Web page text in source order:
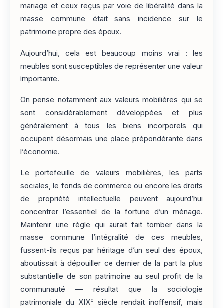
mariage et ceux reçus par voie de libéralité dans la
masse commune était sans incidence sur le
patrimoine propre des époux.
Aujourd’hui, cela est beaucoup moins vrai : les
meubles sont susceptibles de représenter une valeur
importante.
On pense notamment aux valeurs mobilières qui se
sont considérablement développées et plus
généralement à tous les biens incorporels qui
occupent désormais une place prépondérante dans
l’économie.
Le portefeuille de valeurs mobilières, les parts
sociales, le fonds de commerce ou encore les droits
de propriété intellectuelle peuvent aujourd’hui
concentrer l’essentiel de la fortune d’un ménage.
Maintenir une règle qui aurait fait tomber dans la
masse commune l’intégralité de ces meubles,
fussent-ils reçus par héritage d’un seul des époux,
aboutissait à dépouiller ce dernier de la part la plus
substantielle de son patrimoine au seul profit de la
communauté — résultat que la sociologie
patrimoniale du XIXe
siècle rendait inoffensif, mais